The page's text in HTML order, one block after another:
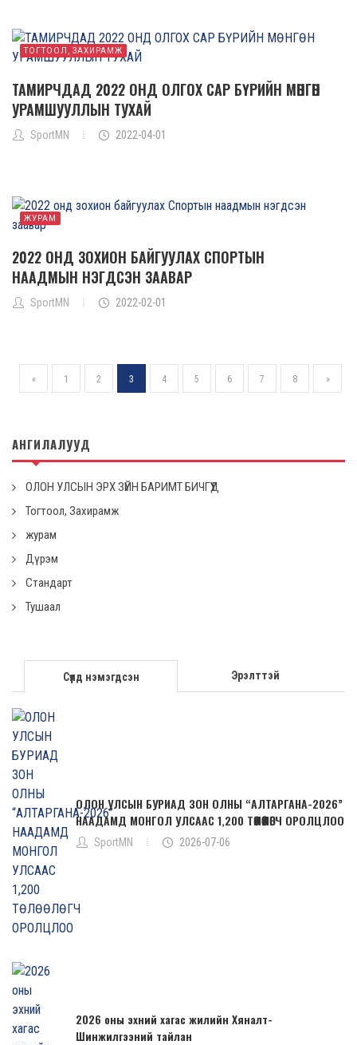
ТОГТООЛ, ЗАХИРАМЖ
ТАМИРЧДАД 2022 ОНД ОЛГОХ САР БҮРИЙН МӨНГӨН
УРАМШУУЛЛЫН ТУХАЙ
SportMN 2022-04-01
ЖУРАМ
2022 ОНД ЗОХИОН БАЙГУУЛАХ СПОРТЫН
НААДМЫН НЭГДСЭН ЗААВАР
SportMN 2022-02-01
« 1 2 3 4 5 6 7 8 »
АНГИЛАЛУУД
ОЛОН УЛСЫН ЭРХ ЗҮЙН БАРИМТ БИЧГҮҮД
Тогтоол, Захирамж
журам
Дүрэм
Стандарт
Тушаал
Сүүлд нэмэгдсэн Эрэлттэй
ОЛОН УЛСЫН БУРИАД ЗОН ОЛНЫ “АЛТАРГАНА-2026”
НААДАМД МОНГОЛ УЛСААС 1,200 ТӨЛӨӨЛӨГЧ ОРОЛЦЛОО
SportMN 2026-07-06
2026 оны эхний хагас жилийн Хяналт-
Шинжилгээний тайлан